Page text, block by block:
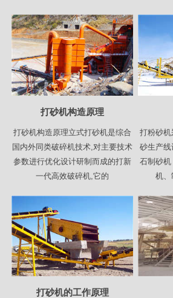
打砂机构造原理
打砂机构造原理立式打砂机是综合
国内外同类破碎机技术,对主要技术
参数进行优化设计研制而成的打新
一代高效破碎机,它的
打粉砂
砂生产
石制砂
机、
打砂机的工作原理